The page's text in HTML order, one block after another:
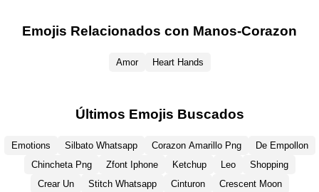
Emojis Relacionados con Manos-Corazon
Amor Heart Hands
Últimos Emojis Buscados
Emotions Silbato Whatsapp Corazon Amarillo Png
De Empollon
Chincheta Png
Zfont Iphone Ketchup Leo
Shopping
Crear Un
Stitch Whatsapp Cinturon
Crescent Moon